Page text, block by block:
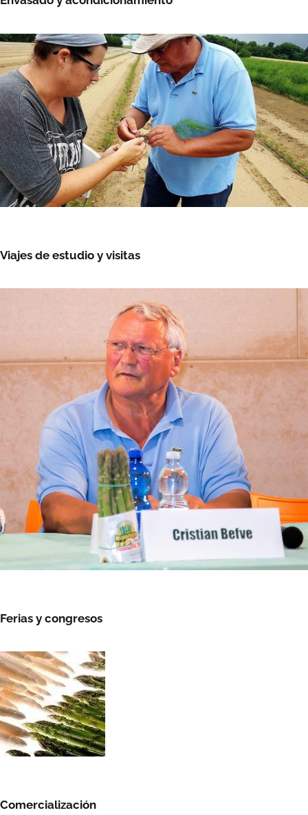
Viajes de estudio y visitas
Ferias y congresos
Comercialización